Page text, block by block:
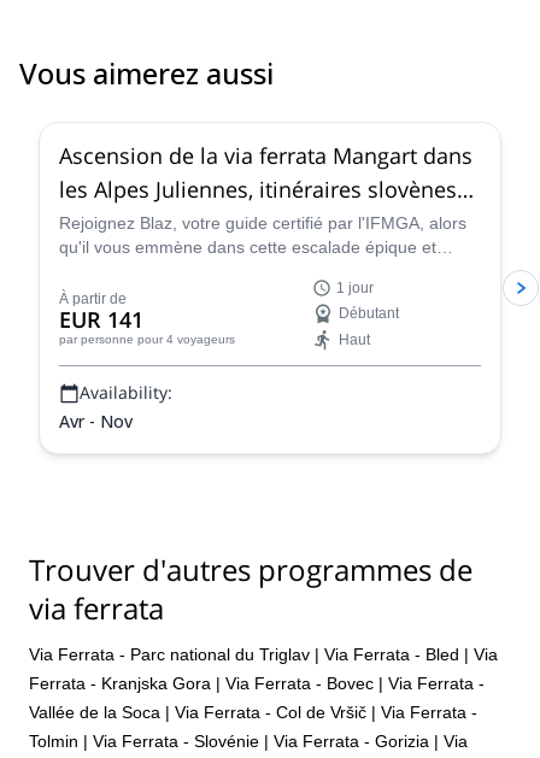
Vous aimerez aussi
Ascension de la via ferrata Mangart dans
les Alpes Juliennes, itinéraires slovènes
et italiens
Rejoignez Blaz, votre guide certifié par l'IFMGA, alors
qu'il vous emmène dans cette escalade épique et
juliennes, un itinéraire palpitant qui consiste à grimper
sur d'immenses parois rocheuses à pic qui offrent
également des vues sensationnelles sur la belle
campagne slovène.
À partir de
EUR 141
par personne pour 4 voyageurs
1 jour
Débutant
Haut
Availability:
Avr - Nov
Trouver d'autres programmes de
via ferrata
Via Ferrata - Parc national du Triglav | Via Ferrata - Bled | Via
Ferrata - Kranjska Gora | Via Ferrata - Bovec | Via Ferrata -
Vallée de la Soca | Via Ferrata - Col de Vršič | Via Ferrata -
Tolmin | Via Ferrata - Slovénie | Via Ferrata - Gorizia | Via